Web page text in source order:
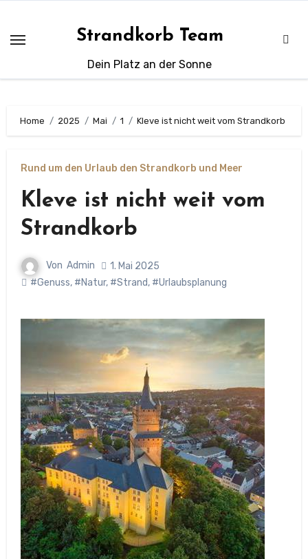
springen
Strandkorb Team
Dein Platz an der Sonne
Home 2025 Mai 1 Kleve ist nicht weit vom Strandkorb
Rund um den Urlaub den Strandkorb und Meer
Kleve ist nicht weit vom
Strandkorb
Von Admin
1. Mai 2025
#Genuss, #Natur, #Strand, #Urlaubsplanung